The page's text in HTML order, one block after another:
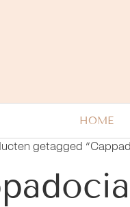
HOME
getagged